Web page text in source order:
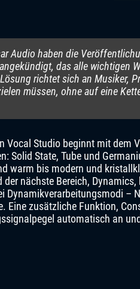
Audio haben die
das alle wichtigen
richtet sich an Musiker,
müssen, ohne auf eine
Vocal Studio beginnt mit dem
Solid State, Tube und
warm bis modern und
nächste Bereich,
Dynamikverarbeitungsmodi
Eine zusätzliche Funktion,
automatisch an